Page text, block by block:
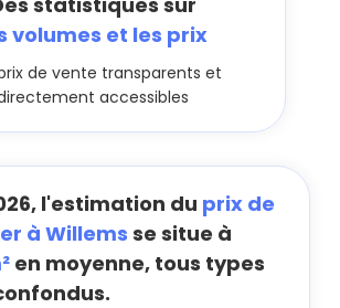
volumes et les prix
de vente transparents et
accessibles
l'estimation du prix de
à Willemsse situe à
en moyenne, tous types